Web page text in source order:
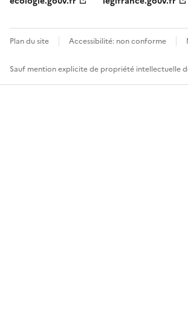
Plan du site Accessibilité: non conforme
Sauf mention explicite de propriété intellectuelle